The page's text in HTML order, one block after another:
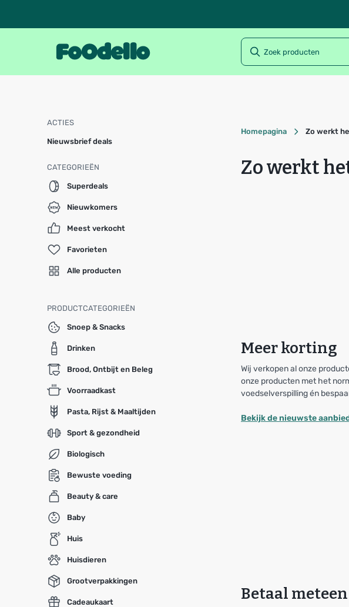
ACTIES
Nieuwsbrief deals
CATEGORIEËN
Superdeals
Nieuwkomers
Meest verkocht
Favorieten
Alle producten
PRODUCTCATEGORIEËN
Snoep & Snacks
Drinken
Brood, Ontbijt en Beleg
Voorraadkast
Pasta, Rijst & Maaltijden
Sport & gezondheid
Biologisch
Bewuste voeding
Beauty & care
Baby
Huis
Huisdieren
Grootverpakkingen
Cadeaukaart
Homepagina Zo werkt
Zo werkt
Meer korting
Wij verkopen al onze
onze producten met het
voedselverspilling én
Bekijk de nieuwste
Betaal